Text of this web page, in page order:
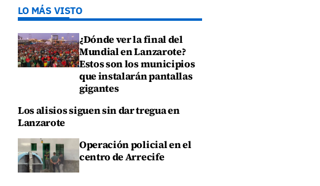
LO MÁS VISTO
¿Dónde ver la final del
Mundial en Lanzarote?
Estos son los municipios
que instalarán pantallas
gigantes
Los alisios siguen sin dar tregua en
Lanzarote
Operación policial en el
centro de Arrecife